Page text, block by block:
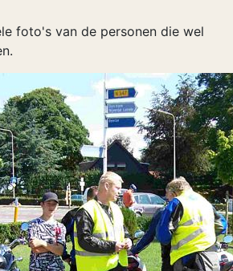
foto's van de personen die wel